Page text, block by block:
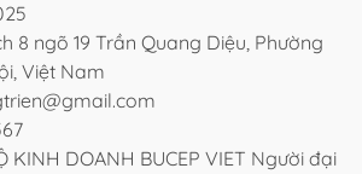
8 ngõ 19 Trần Quang Diệu, Phường
Việt Nam
KINH DOANH BUCEP VIET Người đại